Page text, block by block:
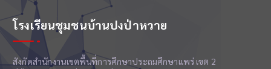
โรงเรียนชุมชนบ้านปงป่าหวาย
สังกัดสำนักงานเขตพื้นที่การศึกษาประถมศึกษาแพร่ เขต 2